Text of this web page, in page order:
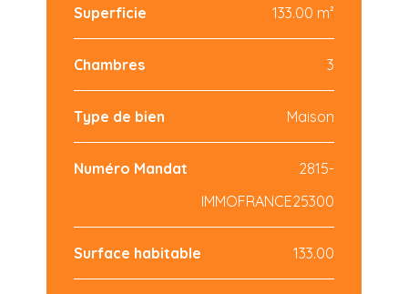
Superficie 133.00 m²
Chambres 3
Type de bien Maison
Numéro Mandat
2815-
IMMOFRANCE25300
Surface habitable 133.00